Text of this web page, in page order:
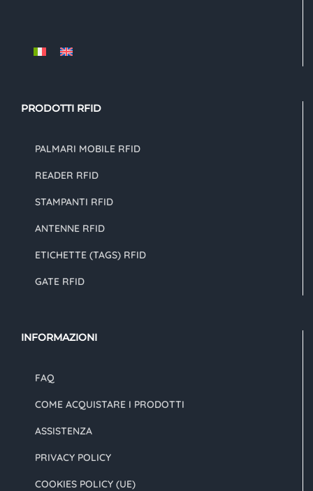
PRODOTTI RFID
PALMARI MOBILE RFID
READER RFID
STAMPANTI RFID
ANTENNE RFID
ETICHETTE (TAGS) RFID
GATE RFID
INFORMAZIONI
FAQ
COME ACQUISTARE I PRODOTTI
ASSISTENZA
PRIVACY POLICY
COOKIES POLICY (UE)